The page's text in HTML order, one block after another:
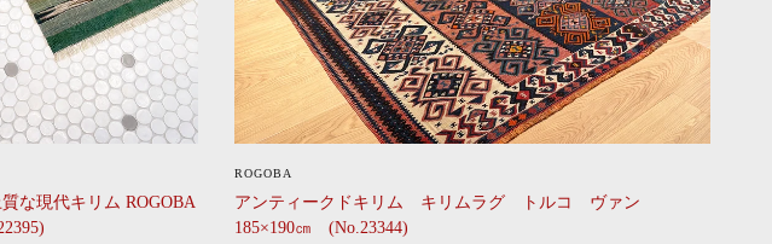
な現代キリム ROGOBA
ROGOBA
アンティークドキリム キリムラグ トルコ ヴァン
185×190㎝ (No.23344)